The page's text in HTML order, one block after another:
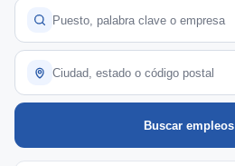
Buscar empleos